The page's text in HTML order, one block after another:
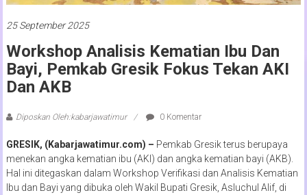
25 September 2025
Workshop Analisis Kematian Ibu Dan
Bayi, Pemkab Gresik Fokus Tekan AKI
Dan AKB
Diposkan Oleh:kabarjawatimur 0 Komentar
GRESIK, (Kabarjawatimur.com) – Pemkab Gresik terus berupaya
menekan angka kematian ibu (AKI) dan angka kematian bayi (AKB).
Hal ini ditegaskan dalam Workshop Verifikasi dan Analisis Kematian
Ibu dan Bayi yang dibuka oleh Wakil Bupati Gresik, Asluchul Alif, di